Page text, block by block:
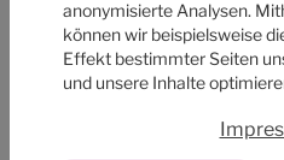
indirekt auch auf unseren
Einschränkungen sind
der Ukraine setzen für die
Wer die
anonymisierte Analysen.
können wir beispielsweise
Effekt bestimmter Seiten
und unsere Inhalte